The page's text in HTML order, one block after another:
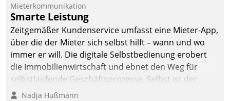
Mieterkommunikation
Smarte Leistung
Zeitgemäßer Kundenservice umfasst eine Mieter-App,
über die der Mieter sich selbst hilft – wann und wo
immer er will. Die digitale Selbstbedienung erobert
die Immobilienwirtschaft und ebnet den Weg für
selbstlaufende Geschäftsprozesse. Selbst ist der
Kunde und smart der Serviceanbieter.
Nadja Hußmann